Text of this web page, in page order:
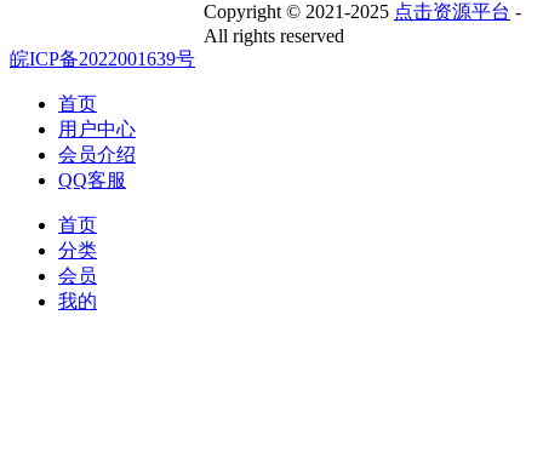
Copyright © 2021-2025 点击资源平台 -
All rights reserved
皖ICP备2022001639号
首页
用户中心
会员介绍
QQ客服
首页
分类
会员
我的